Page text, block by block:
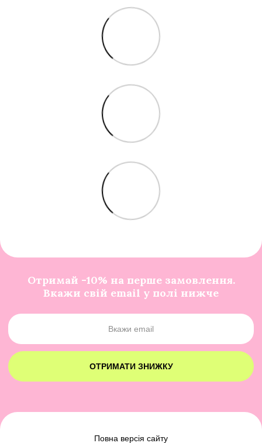
Отримай -10% на перше замовлення.
Вкажи свій email у полі нижче
ОТРИМАТИ ЗНИЖКУ
Повна версія сайту